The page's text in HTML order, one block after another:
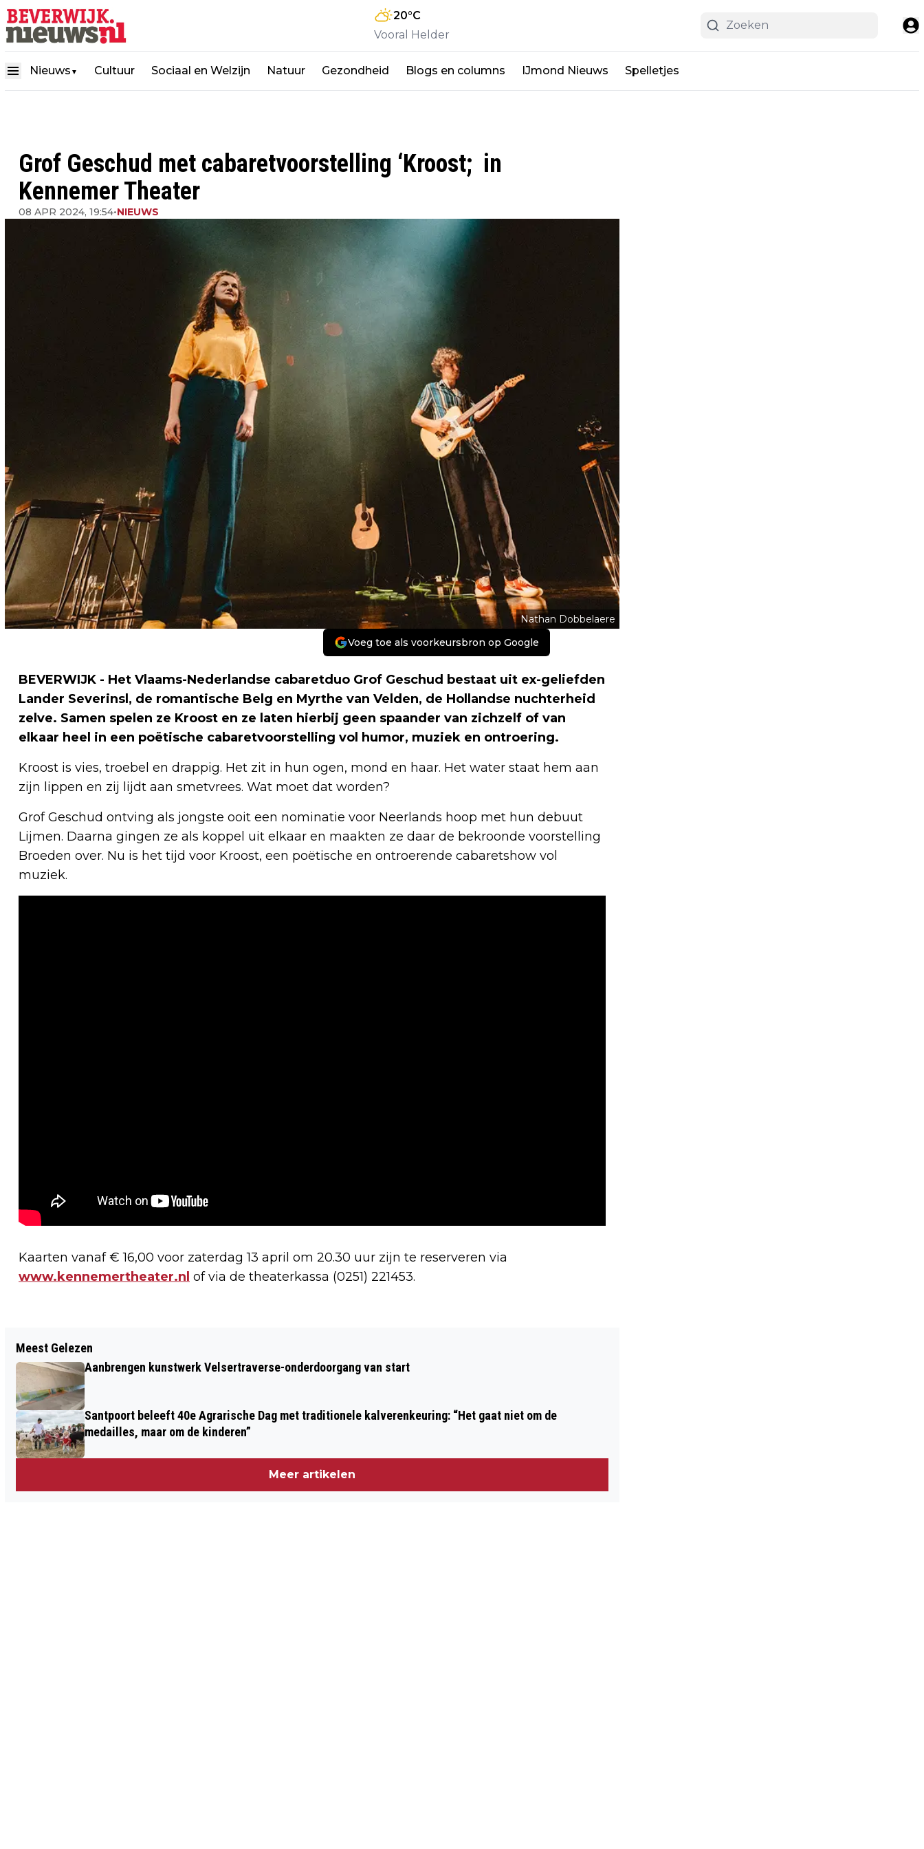
20°C
Vooral Helder
Nieuws ▼ Cultuur Sociaal en Welzijn Natuur Gezondheid Blogs en columns IJmond Nieuws Spelletjes
Grof Geschud met cabaretvoorstelling ‘Kroost; in
Kennemer Theater
08 APR 2024, 19:54•NIEUWS
Nathan Dobbelaere
Voeg toe als voorkeursbron op Google
BEVERWIJK - Het Vlaams-Nederlandse cabaretduo Grof Geschud bestaat uit ex-geliefden
Lander Severinsl, de romantische Belg en Myrthe van Velden, de Hollandse nuchterheid
zelve. Samen spelen ze Kroost en ze laten hierbij geen spaander van zichzelf of van
elkaar heel in een poëtische cabaretvoorstelling vol humor, muziek en ontroering.
Kroost is vies, troebel en drappig. Het zit in hun ogen, mond en haar. Het water staat hem aan
zijn lippen en zij lijdt aan smetvrees. Wat moet dat worden?
Grof Geschud ontving als jongste ooit een nominatie voor Neerlands hoop met hun debuut
Lijmen. Daarna gingen ze als koppel uit elkaar en maakten ze daar de bekroonde voorstelling
Broeden over. Nu is het tijd voor Kroost, een poëtische en ontroerende cabaretshow vol
muziek.
Kaarten vanaf € 16,00 voor zaterdag 13 april om 20.30 uur zijn te reserveren via
www.kennemertheater.nl of via de theaterkassa (0251) 221453.
MASHA BIJLSMA SEXTET IN JAZZCLUB
LAURENTZ
KUNSTFESTIVAL EZELS EN KWASTEN
Meest Gelezen
Aanbrengen kunstwerk Velsertraverse-onderdoorgang van start
Santpoort beleeft 40e Agrarische Dag met traditionele kalverenkeuring: “Het gaat niet om de
medailles, maar om de kinderen”
Meer artikelen